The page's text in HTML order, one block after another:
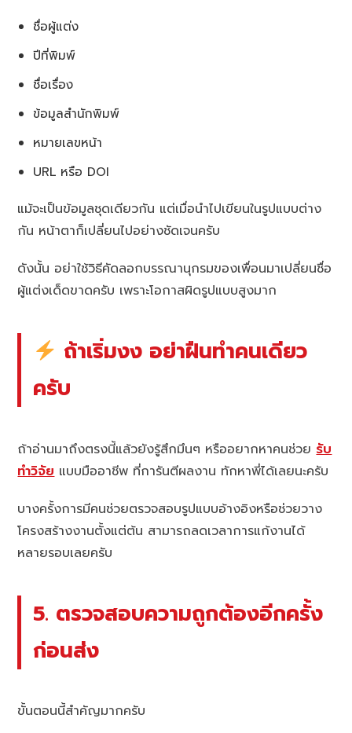
ชื่อผู้แต่ง
ปีที่พิมพ์
ชื่อเรื่อง
ข้อมูลสำนักพิมพ์
หมายเลขหน้า
URL หรือ DOI
แม้จะเป็นข้อมูลชุดเดียวกัน แต่เมื่อนำไปเขียนในรูปแบบต่าง
กัน หน้าตาก็เปลี่ยนไปอย่างชัดเจนครับ
ดังนั้น อย่าใช้วิธีคัดลอกบรรณานุกรมของเพื่อนมาเปลี่ยนชื่อ
ผู้แต่งเด็ดขาดครับ เพราะโอกาสผิดรูปแบบสูงมาก
ถ้าเริ่มงง อย่าฝืนทำคนเดียว
ครับ
ถ้าอ่านมาถึงตรงนี้แล้วยังรู้สึกมึนๆ หรืออยากหาคนช่วย รับ
ทำวิจัย แบบมืออาชีพ ที่การันตีผลงาน ทักหาพี่ได้เลยนะครับ
บางครั้งการมีคนช่วยตรวจสอบรูปแบบอ้างอิงหรือช่วยวาง
โครงสร้างงานตั้งแต่ต้น สามารถลดเวลาการแก้งานได้
หลายรอบเลยครับ
5. ตรวจสอบความถูกต้องอีกครั้ง
ก่อนส่ง
ขั้นตอนนี้สำคัญมากครับ